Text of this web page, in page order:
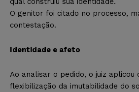
O genitor foi citado no processo,
contestação.
Identidade e afeto
Ao analisar o pedido, o juiz aplicou
flexibilização da imutabilidade do